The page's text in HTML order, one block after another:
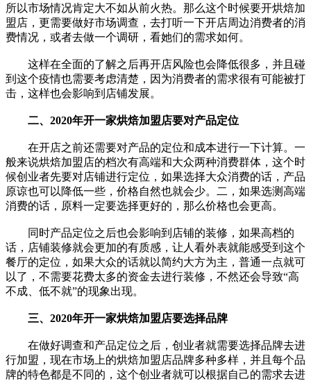
所以市场情况肯定大不如从前火热。那么这个时候要开烘焙加
盟店，更需要做好市场调查，去打听一下开店周边消费者的消
费情况，或者去做一个调研，看她们的需求如何。
这样在全面的了解之后再开店风险也会降低很多，并且碰
到这个疫情也需要考虑清楚，因为消费者的需求很有可能被打
击，这样也会影响到店铺发展。
二、2020年开一家烘焙加盟店要对产品定位
在开店之前还需要对产品的定位和成本进行一下计算。一
般来说烘焙加盟店的档次有高端和大众两种消费群体，这个时
候创业者先要对店铺进行定位，如果选择大众消费的话，产品
原谅也可以降低一些，价格自然也就会少。二，如果选测高端
消费的话，原料一定要选择更好的，那么价格也会更高。
同时产品定位之后也会影响到店铺的装修，如果高档的
话，店铺装修就会更加的有质感，让人看外表就能感受到这个
餐厅的定位，如果大众的话就以简约大方为主，普通一点就可
以了，不需要花费太多的资金去进行装修，不然还会导致“高
不成、低不就”的现象出现。
三、2020年开一家烘焙加盟店要选择品牌
在做好调查和产品定位之后，创业者就需要选择品牌去进
行加盟，现在市场上的烘焙加盟店品牌多种多样，并且每个品
牌的特色都是不同的，这个创业者就可以根据自己的需求去进